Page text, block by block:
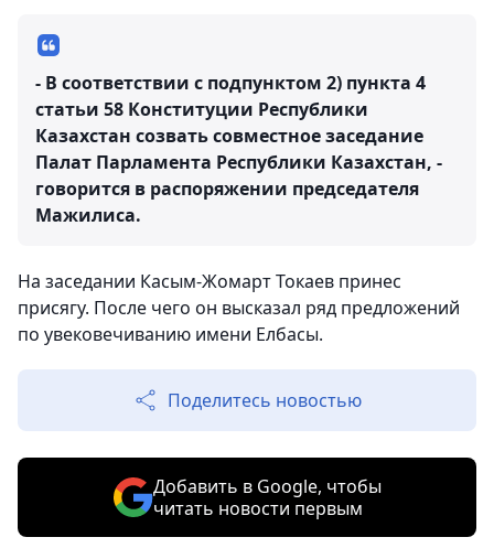
- В соответствии с подпунктом 2) пункта 4
статьи 58 Конституции Республики
Казахстан созвать совместное заседание
Палат Парламента Республики Казахстан, -
говорится в распоряжении председателя
Мажилиса.
На заседании Касым-Жомарт Токаев принес
присягу. После чего он высказал ряд предложений
по увековечиванию имени Елбасы.
Поделитесь новостью
Добавить в Google, чтобы
читать новости первым